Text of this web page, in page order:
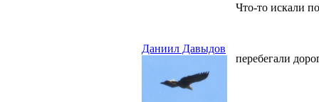
Даниил Давыдов
Что-то искали
перебегали